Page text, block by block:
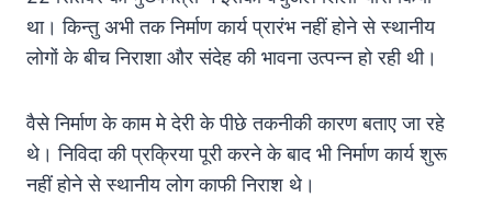
था। किन्तु अभी तक निर्माण कार्य प्रारंभ नहीं होने से स्थानीय
लोगों के बीच निराशा और संदेह की भावना उत्पन्न हो रही थी।
वैसे निर्माण के काम मे देरी के पीछे तकनीकी कारण बताए जा रहे
थे। निविदा की प्रक्रिया पूरी करने के बाद भी निर्माण कार्य शुरू
नहीं होने से स्थानीय लोग काफी निराश थे।